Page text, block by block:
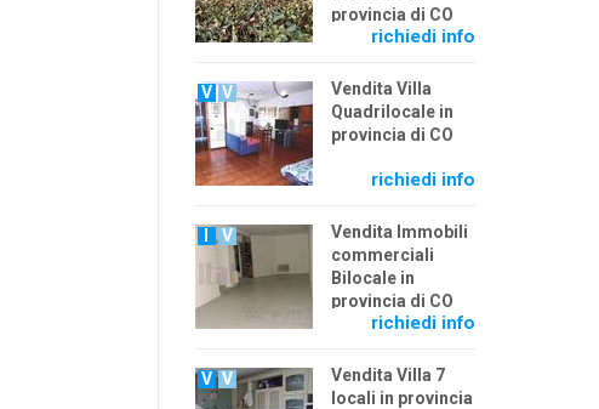
provincia di CO
richiedi info
V V
Vendita Villa
Quadrilocale in
provincia di CO
richiedi info
V
Vendita Immobili
commerciali
Bilocale in
provincia di CO
richiedi info
V V
Vendita Villa 7
locali in provincia